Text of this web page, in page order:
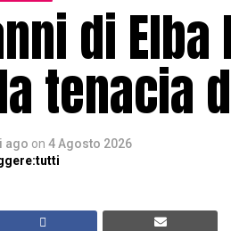
di
tenacia
ago on 4 Agosto 2026